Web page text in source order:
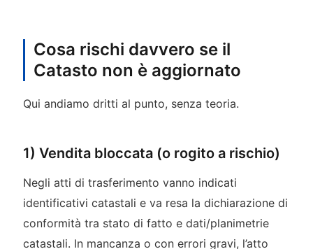
Cosa rischi davvero se il
Catasto non è aggiornato
Qui andiamo dritti al punto, senza teoria.
1) Vendita bloccata (o rogito a rischio)
Negli atti di trasferimento vanno indicati
identificativi catastali e va resa la dichiarazione di
conformità tra stato di fatto e dati/planimetrie
catastali. In mancanza o con errori gravi, l’atto